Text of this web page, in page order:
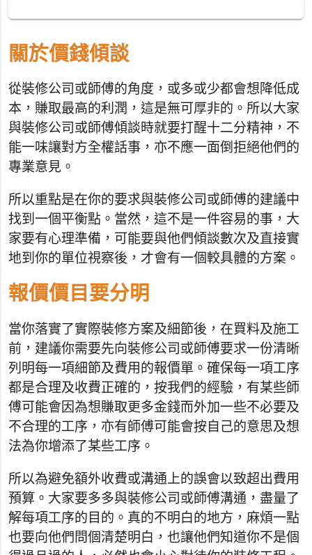
關於價錢傾談
從裝修公司或師傅的角度，或多或少都會想降低成
本，賺取最高的利潤，這是無可厚非的。所以大家
與裝修公司或師傅傾談時就要打醒十二分精神，不
能一味讓對方全權話事，亦不應一面倒拒絕他們的
專業意見。
所以重點是在你的要求與裝修公司或師傅的建議中
找到一個平衡點。當然，這不是一件容易的事，大
家要有心理準備，可能要與他們傾談數次及直接實
地到你的單位視察後，才會有一個較具體的方案。
報價價目要分明
當你落實了實際裝修方案及細節後，在買料及施工
前，建議你需要先向裝修公司或師傅要求一份清晰
列明每一項細節及費用的報價單。確保每一項工序
都是合理及收費正確的，按我們的經驗，有某些師
傅可能會因為想賺取更多金錢而外加一些不必要及
不合理的工序，亦有師傅可能會按自己的意思及想
法為你增添了某些工序。
所以為避免額外收費或溝通上的誤會以致超出費用
預算。大家要多多與裝修公司或師傅溝通，盡量了
解每項工序的目的。真的不明白的地方，麻煩一點
也要向他們問個清楚明白，也讓他們知道你不是個